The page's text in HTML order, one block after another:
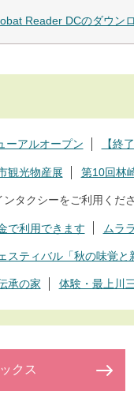
Reader DCのダウン
ーアルオープン 【終
観光物産展 第10回林
ンタクシーをご利用くだ
で利用できます ムラ
スティバル「秋の味覚と
承の家 体験・最上川
クス